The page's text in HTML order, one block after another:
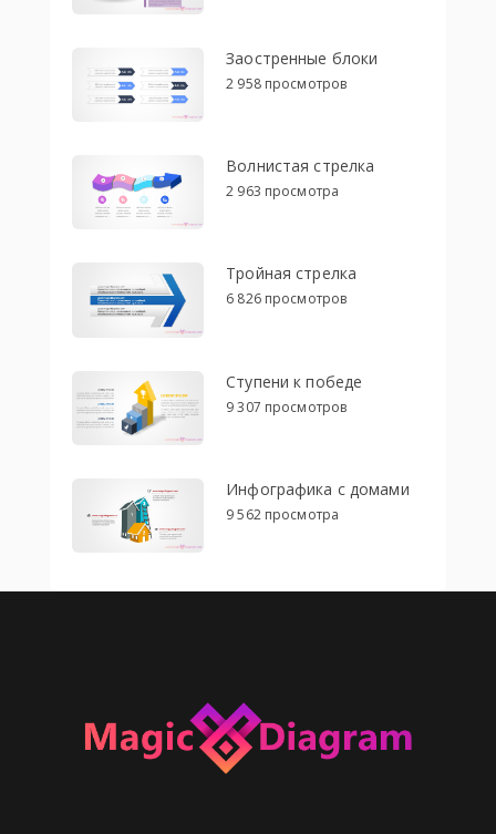
Заостренные блоки
2 958 просмотров
Волнистая стрелка
2 963 просмотра
Тройная стрелка
6 826 просмотров
Ступени к победе
9 307 просмотров
Инфографика с домами
9 562 просмотра